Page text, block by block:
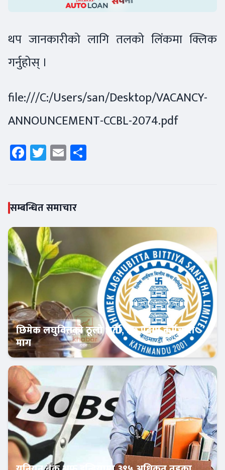
थप जानकारीको लागि तलको लिंकमा क्लिक
गर्नुहोस् ।
file:///C:/Users/san/Desktop/VACANCY-
ANNOUNCEMENT-CCBL-2074.pdf
Facebook
Twitter
Email
सम्बन्धित समाचार
बैंकिङ करियर
छिमेक लघुवित्तको ठूलो भर्ती, ३७ पदमा कर्मचारी
माग